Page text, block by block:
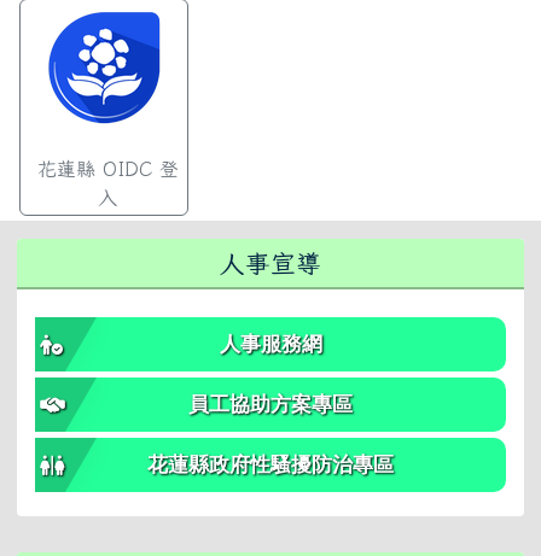
花蓮縣 OIDC 登
入
人事宣導
人事服務網
員工協助方案專區
花蓮縣政府性騷擾防治專區